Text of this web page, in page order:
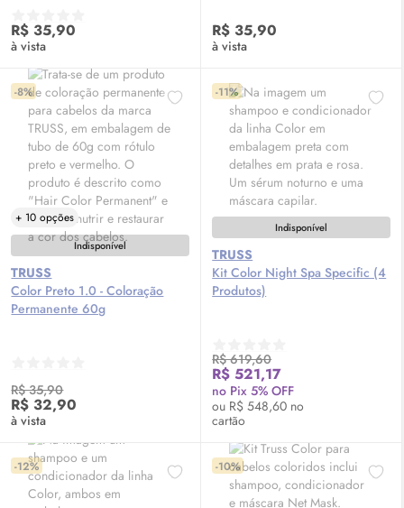
R$ 35,90
à vista
R$ 35,90
à vista
-8%
+ 10 opções
Indisponível
TRUSS
Color Preto 1.0 - Coloração
Permanente 60g
R$ 35,90
R$ 32,90
à vista
-11%
Indisponível
TRUSS
Kit Color Night Spa Specific (4
Produtos)
R$ 619,60
R$ 521,17
no Pix 5% OFF
ou R$ 548,60 no
cartão
-12% -10%